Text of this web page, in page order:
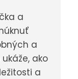
a
a
ako
a